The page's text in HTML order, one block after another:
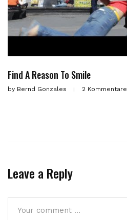
Find A Reason To Smile
by Bernd Gonzales 2 Kommentare
Leave a Reply